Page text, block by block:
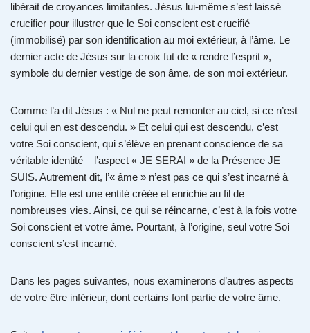
libérait de croyances limitantes. Jésus lui-même s’est laissé
crucifier pour illustrer que le Soi conscient est crucifié
(immobilisé) par son identification au moi extérieur, à l’âme. Le
dernier acte de Jésus sur la croix fut de « rendre l’esprit »,
symbole du dernier vestige de son âme, de son moi extérieur.
Comme l’a dit Jésus : « Nul ne peut remonter au ciel, si ce n’est
celui qui en est descendu. » Et celui qui est descendu, c’est
votre Soi conscient, qui s’élève en prenant conscience de sa
véritable identité – l’aspect « JE SERAI » de la Présence JE
SUIS. Autrement dit, l’« âme » n’est pas ce qui s’est incarné à
l’origine. Elle est une entité créée et enrichie au fil de
nombreuses vies. Ainsi, ce qui se réincarne, c’est à la fois votre
Soi conscient et votre âme. Pourtant, à l’origine, seul votre Soi
conscient s’est incarné.
Dans les pages suivantes, nous examinerons d’autres aspects
de votre être inférieur, dont certains font partie de votre âme.